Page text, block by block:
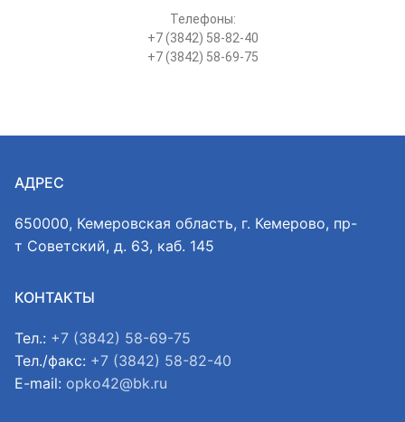
Телефоны:
+7 (3842) 58-82-40
+7 (3842) 58-69-75
АДРЕС
650000, Кемеровская область, г. Кемерово, пр-
т Советский, д. 63, каб. 145
КОНТАКТЫ
Тел.: +7 (3842) 58-69-75
Тел./факс: +7 (3842) 58-82-40
E-mail: opko42@bk.ru